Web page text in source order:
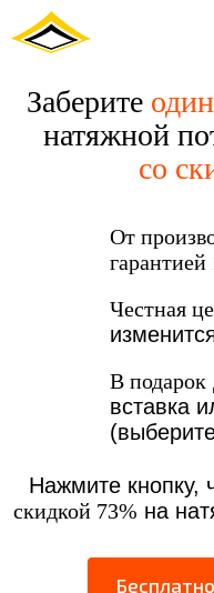
Заберите
натяжной
со
От
гарантией
Честная
В подарок
вставка
Нажмите кнопку,
скидкой 73% на